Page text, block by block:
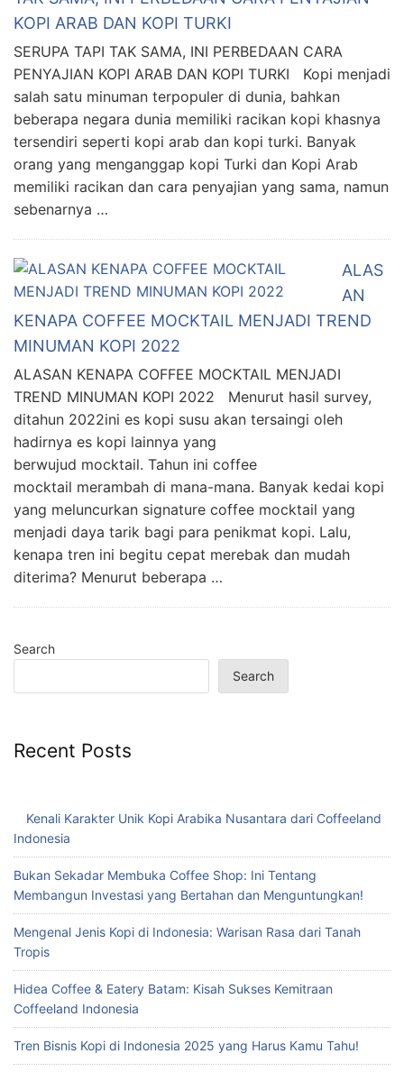
KOPI ARAB DAN KOPI TURKI
SERUPA TAPI TAK SAMA, INI PERBEDAAN CARA
PENYAJIAN KOPI ARAB DAN KOPI TURKI Kopi menjadi
salah satu minuman terpopuler di dunia, bahkan
beberapa negara dunia memiliki racikan kopi khasnya
tersendiri seperti kopi arab dan kopi turki. Banyak
orang yang menganggap kopi Turki dan Kopi Arab
memiliki racikan dan cara penyajian yang sama, namun
sebenarnya …
ALAS
AN
KENAPA COFFEE MOCKTAIL MENJADI TREND
MINUMAN KOPI 2022
ALASAN KENAPA COFFEE MOCKTAIL MENJADI
TREND MINUMAN KOPI 2022 Menurut hasil survey,
ditahun 2022ini es kopi susu akan tersaingi oleh
hadirnya es kopi lainnya yang
berwujud mocktail. Tahun ini coffee
mocktail merambah di mana-mana. Banyak kedai kopi
yang meluncurkan signature coffee mocktail yang
menjadi daya tarik bagi para penikmat kopi. Lalu,
kenapa tren ini begitu cepat merebak dan mudah
diterima? Menurut beberapa …
Search
Search
Recent Posts
Kenali Karakter Unik Kopi Arabika Nusantara dari Coffeeland
Indonesia
Bukan Sekadar Membuka Coffee Shop: Ini Tentang
Membangun Investasi yang Bertahan dan Menguntungkan!
Mengenal Jenis Kopi di Indonesia: Warisan Rasa dari Tanah
Tropis
Hidea Coffee & Eatery Batam: Kisah Sukses Kemitraan
Coffeeland Indonesia
Tren Bisnis Kopi di Indonesia 2025 yang Harus Kamu Tahu!